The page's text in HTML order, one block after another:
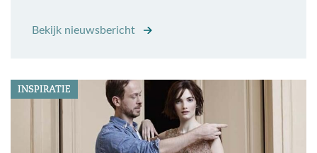
Bekijk nieuwsbericht
INSPIRATIE